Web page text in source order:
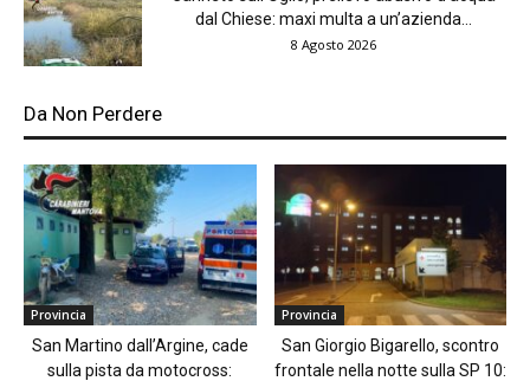
dal Chiese: maxi multa a un’azienda...
8 Agosto 2026
Da Non Perdere
Provincia
San Martino dall’Argine, cade
sulla pista da motocross:
Provincia
San Giorgio Bigarello, scontro
frontale nella notte sulla SP 10: